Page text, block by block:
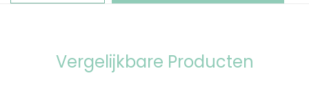
Vergelijkbare Producten